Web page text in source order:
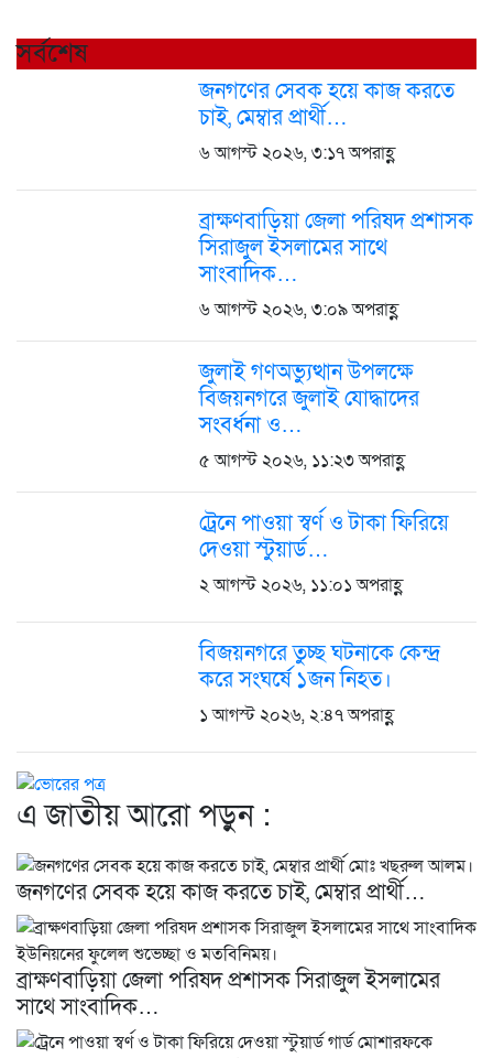
সর্বশেষ
জনগণের সেবক হয়ে কাজ করতে
চাই, মেম্বার প্রার্থী…
৬ আগস্ট ২০২৬, ৩:১৭ অপরাহ্ণ
ব্রাক্ষণবাড়িয়া জেলা পরিষদ প্রশাসক
সিরাজুল ইসলামের সাথে
সাংবাদিক…
৬ আগস্ট ২০২৬, ৩:০৯ অপরাহ্ণ
জুলাই গণঅভ্যুত্থান উপলক্ষে
বিজয়নগরে জুলাই যোদ্ধাদের
সংবর্ধনা ও…
৫ আগস্ট ২০২৬, ১১:২৩ অপরাহ্ণ
ট্রেনে পাওয়া স্বর্ণ ও টাকা ফিরিয়ে
দেওয়া স্টুয়ার্ড…
২ আগস্ট ২০২৬, ১১:০১ অপরাহ্ণ
বিজয়নগরে তুচ্ছ ঘটনাকে কেন্দ্র
করে সংঘর্ষে ১জন নিহত।
১ আগস্ট ২০২৬, ২:৪৭ অপরাহ্ণ
এ জাতীয় আরো পড়ুন :
জনগণের সেবক হয়ে কাজ করতে চাই, মেম্বার প্রার্থী…
ব্রাক্ষণবাড়িয়া জেলা পরিষদ প্রশাসক সিরাজুল ইসলামের
সাথে সাংবাদিক…